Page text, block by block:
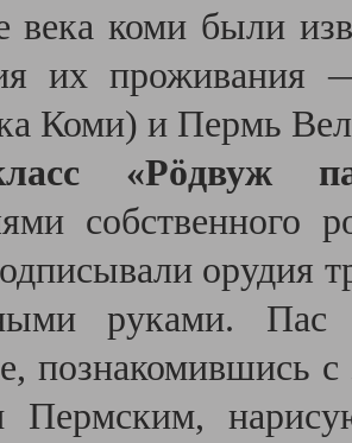
века коми были
их проживания
Коми) и Пермь
«Рöдвуж
орудия
руками.
познакомившись с
Пермским,